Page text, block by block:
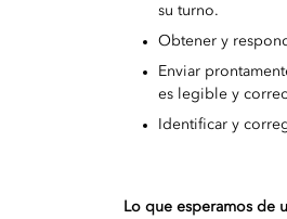
su turno.
Obtener y
Enviar
es legible y
Identificar y
Lo que esperamos de